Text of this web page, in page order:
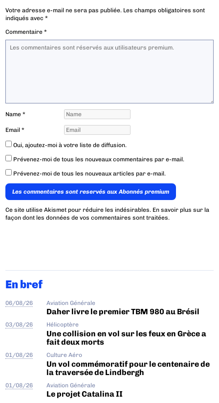
Votre adresse e-mail ne sera pas publiée. Les champs obligatoires sont
indiqués avec*
Commentaire*
Name*
Email*
Oui, ajoutez-moi à votre liste de diffusion.
Prévenez-moi de tous les nouveaux commentaires par e-mail.
Prévenez-moi de tous les nouveaux articles par e-mail.
Les commentaires sont reservés aux Abonnés premium
Ce site utilise Akismet pour réduire les indésirables. En savoir plus sur la
façon dont les données de vos commentaires sont traitées.
En bref
06/08/26 Aviation Générale
Daher livre le premier TBM 980 au Brésil
03/08/26 Hélicoptère
Une collision en vol sur les feux en Grèce a
fait deux morts
01/08/26 Culture Aéro
Un vol commémoratif pour le centenaire de
la traversée de Lindbergh
01/08/26 Aviation Générale
Le projet Catalina II